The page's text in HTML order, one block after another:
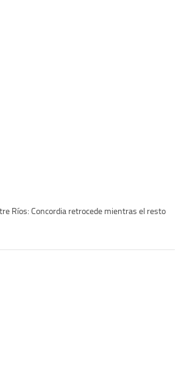
Ríos: Concordia retrocede mientras el resto